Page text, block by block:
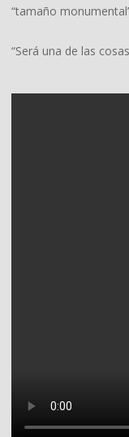
“tamaño
“Será una de las